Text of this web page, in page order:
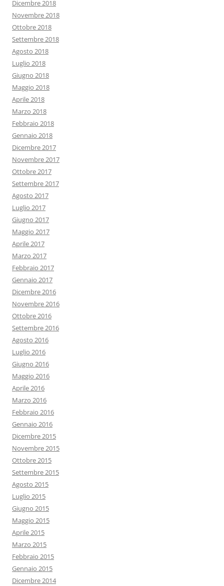
Dicembre 2018
Novembre 2018
Ottobre 2018
Settembre 2018
Agosto 2018
Luglio 2018
Giugno 2018
Maggio 2018
Aprile 2018
Marzo 2018
Febbraio 2018
Gennaio 2018
Dicembre 2017
Novembre 2017
Ottobre 2017
Settembre 2017
Agosto 2017
Luglio 2017
Giugno 2017
Maggio 2017
Aprile 2017
Marzo 2017
Febbraio 2017
Gennaio 2017
Dicembre 2016
Novembre 2016
Ottobre 2016
Settembre 2016
Agosto 2016
Luglio 2016
Giugno 2016
Maggio 2016
Aprile 2016
Marzo 2016
Febbraio 2016
Gennaio 2016
Dicembre 2015
Novembre 2015
Ottobre 2015
Settembre 2015
Agosto 2015
Luglio 2015
Giugno 2015
Maggio 2015
Aprile 2015
Marzo 2015
Febbraio 2015
Gennaio 2015
Dicembre 2014